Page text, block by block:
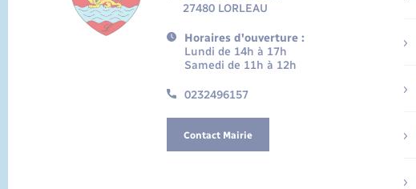
27480 LORLEAU
Horaires d'ouverture :
Lundi de 14h à 17h
Samedi de 11h à 12h
0232496157
Contact Mairie